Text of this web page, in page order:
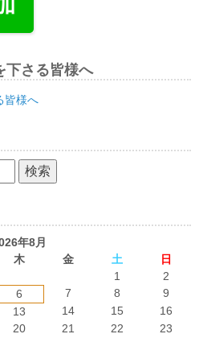
下さる皆様へ
皆様へ
年8月
木 金 土
日
1
2
6 7 8
9
13 14 15
16
20 21 22
23